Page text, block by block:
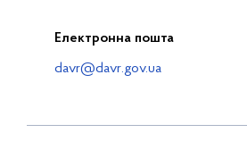
Електронна пошта
davr@davr.gov.ua